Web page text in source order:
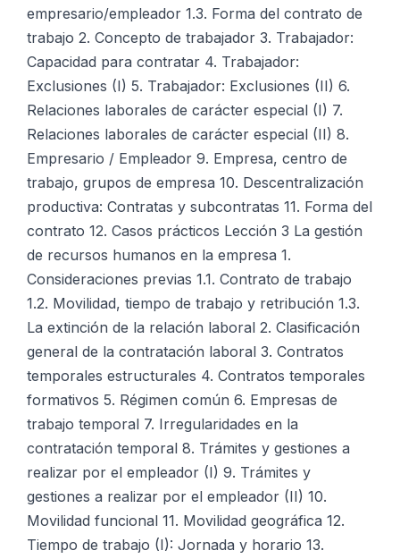
empresario/empleador 1.3. Forma del contrato de
trabajo 2. Concepto de trabajador 3. Trabajador:
Capacidad para contratar 4. Trabajador:
Exclusiones (I) 5. Trabajador: Exclusiones (II) 6.
Relaciones laborales de carácter especial (I) 7.
Relaciones laborales de carácter especial (II) 8.
Empresario / Empleador 9. Empresa, centro de
trabajo, grupos de empresa 10. Descentralización
productiva: Contratas y subcontratas 11. Forma del
contrato 12. Casos prácticos Lección 3 La gestión
de recursos humanos en la empresa 1.
Consideraciones previas 1.1. Contrato de trabajo
1.2. Movilidad, tiempo de trabajo y retribución 1.3.
La extinción de la relación laboral 2. Clasificación
general de la contratación laboral 3. Contratos
temporales estructurales 4. Contratos temporales
formativos 5. Régimen común 6. Empresas de
trabajo temporal 7. Irregularidades en la
contratación temporal 8. Trámites y gestiones a
realizar por el empleador (I) 9. Trámites y
gestiones a realizar por el empleador (II) 10.
Movilidad funcional 11. Movilidad geográfica 12.
Tiempo de trabajo (I): Jornada y horario 13.